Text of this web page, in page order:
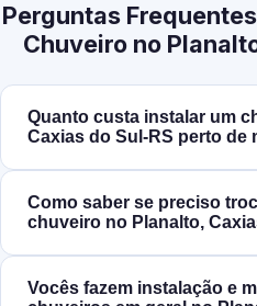
Perguntas
Chuveiro no
Quanto custa instalar um
Caxias do Sul‑RS perto de
Como saber se preciso
chuveiro no Planalto,
Vocês fazem instalação e